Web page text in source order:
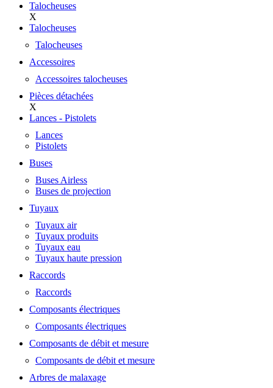
Talocheuses
X
Talocheuses
Talocheuses
Accessoires
Accessoires talocheuses
Pièces détachées
X
Lances - Pistolets
Lances
Pistolets
Buses
Buses Airless
Buses de projection
Tuyaux
Tuyaux air
Tuyaux produits
Tuyaux eau
Tuyaux haute pression
Raccords
Raccords
Composants électriques
Composants électriques
Composants de débit et mesure
Composants de débit et mesure
Arbres de malaxage